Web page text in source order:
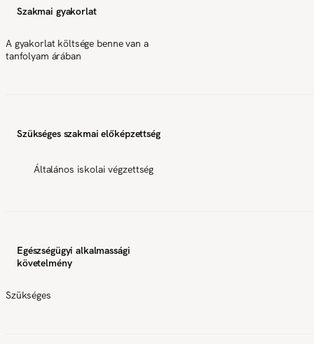
Szakmai gyakorlat
A gyakorlat költsége benne van a
tanfolyam árában
Szükséges szakmai előképzettség
Általános iskolai végzettség
Egészségügyi alkalmassági
követelmény
Szükséges